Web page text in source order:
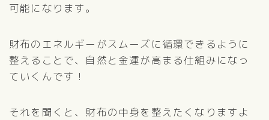
可能になります。
財布のエネルギーがスムーズに循環できるように
整えることで、自然と金運が高まる仕組みになっ
ていくんです！
それを聞くと、財布の中身を整えたくなりますよ